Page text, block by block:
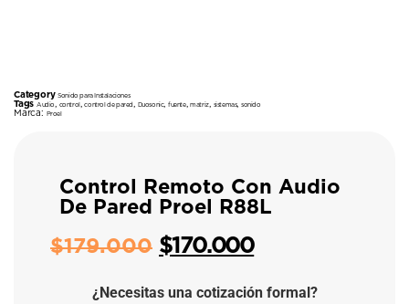
Category Sonido para Instalaciones
Tags Audio control,control de pared Duosonic,fuente,matriz, sistemas, sonido
Marca: Proel
Control Remoto Con Audio
De Pared Proel R88L
$179.000 $170.000
¿Necesitas una cotización formal?